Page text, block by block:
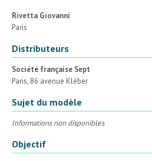
Rivetta Giovanni
Paris
Distributeurs
Société française Sept
Paris, 86 avenue Kléber
Sujet du modèle
Informations non disponibles
Objectif